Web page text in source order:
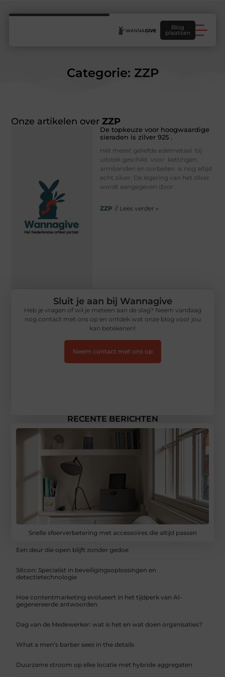
Blog
plaatsen
Categorie: ZZP
Onze artikelen overZZP
De topkeuze voor hoogwaardige
sieraden is zilver 925 .
Het meest geliefde edelmetaal bij
uitstek geschikt voor kettingen,
armbanden en oorbellen is nog altijd
echt zilver. De legering van het zilver
wordt aangegeven door
ZZP // Lees verder »
RECENTE BERICHTEN
Snelle sfeerverbetering met accessoires die altijd passen
Een deur die open blijft zonder gedoe
Sitcon: Specialist in beveiligingsoplossingen en
detectietechnologie
Hoe contentmarketing evolueert in het tijdperk van AI-
gegenereerde antwoorden
Dag van de Medewerker: wat is het en wat doen organisaties?
What a men’s barber sees in the details
Duurzame stroom op elke locatie met hybride aggregaten
Sluit je aan bij Wannagive
Heb je vragen of wil je meteen aan de slag? Neem vandaag
nog contact met ons op en ontdek wat onze blog voor jou
kan betekenen!
Neem contact met ons op